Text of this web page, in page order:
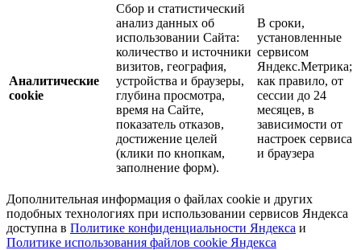
Аналитические
cookie
Сбор и статистический
анализ данных об
использовании Сайта:
количество и источники
визитов, география,
устройства и браузеры,
глубина просмотра,
время на Сайте,
показатель отказов,
достижение целей
(клики по кнопкам,
заполнение форм).
В сроки,
установленные
сервисом
Яндекс.Метрика;
как правило, от
сессии до 24
месяцев, в
зависимости от
настроек сервиса
и браузера
Дополнительная информация о файлах cookie и других
подобных технологиях при использовании сервисов Яндекса
доступна в Политике конфиденциальности Яндекса и
Политике использования файлов cookie Яндекса